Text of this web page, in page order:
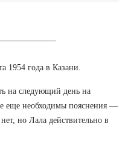
1954 года в Казани.
на следующий день на
еще необходимы пояснения —
но Лала действительно в